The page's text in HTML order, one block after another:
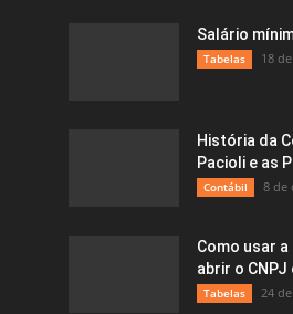
Salário
Tabelas 18
História da
Pacioli e as
Contábil 8 de
Como usar a
abrir o
Tabelas 24